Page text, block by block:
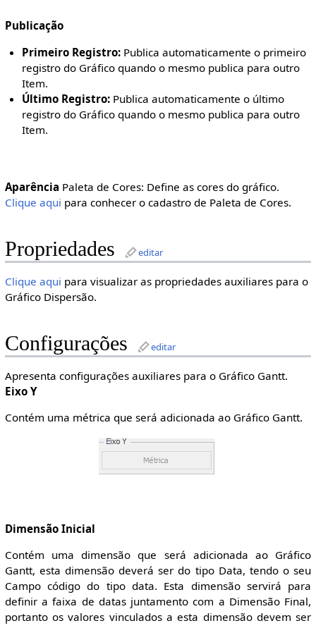
Publicação
Primeiro Registro: Publica automaticamente o primeiro
registro do Gráfico quando o mesmo publica para outro
Item.
Último Registro: Publica automaticamente o último
registro do Gráfico quando o mesmo publica para outro
Item.
Aparência Paleta de Cores: Define as cores do gráfico.
Clique aqui para conhecer o cadastro de Paleta de Cores.
Propriedades editar
Clique aqui para visualizar as propriedades auxiliares para o
Gráfico Dispersão.
Configurações editar
Apresenta configurações auxiliares para o Gráfico Gantt.
Eixo Y
Contém uma métrica que será adicionada ao Gráfico Gantt.
Dimensão Inicial
Contém uma dimensão que será adicionada ao Gráfico
Gantt, esta dimensão deverá ser do tipo Data, tendo o seu
Campo código do tipo data. Esta dimensão servirá para
definir a faixa de datas juntamento com a Dimensão Final,
portanto os valores vinculados a esta dimensão devem ser